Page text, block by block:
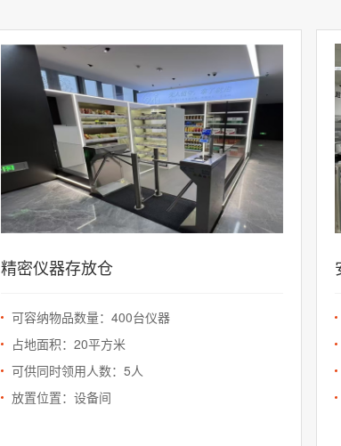
精密仪器存放仓
可容纳物品数量：400台仪器
占地面积：20平方米
可供同时领用人数：5人
放置位置：设备间